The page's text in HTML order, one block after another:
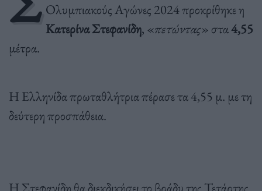
Ολυμπιακούς Αγώνες 2024 προκρίθηκε η
Κατερίνα Στεφανίδη, «πετώντας» στα4,55
μέτρα.
Η Ελληνίδα πρωταθλήτρια πέρασε τα 4,55 μ. με τη
δεύτερη προσπάθεια.
Η Στεφανίδη θα διεκδικήσει το βράδυ της Τετάρτης